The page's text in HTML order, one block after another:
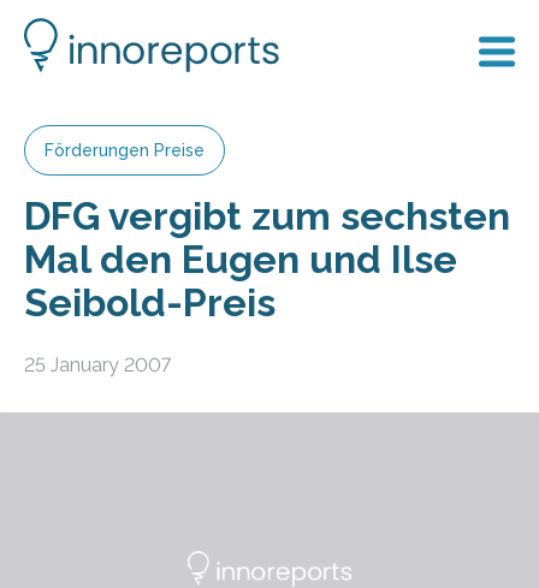
Förderungen Preise
DFG vergibt zum sechsten
Mal den Eugen und Ilse
Seibold-Preis
25 January 2007